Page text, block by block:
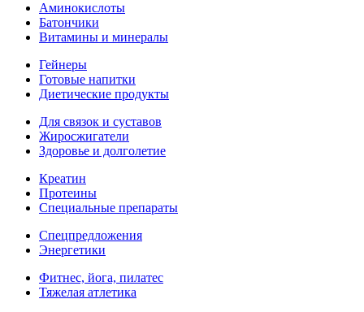
Аминокислоты
Батончики
Витамины и минералы
Гейнеры
Готовые напитки
Диетические продукты
Для связок и суставов
Жиросжигатели
Здоровье и долголетие
Креатин
Протеины
Специальные препараты
Спецпредложения
Энергетики
Фитнес, йога, пилатес
Тяжелая атлетика